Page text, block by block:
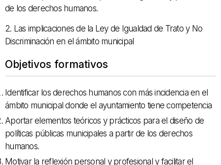
de los derechos humanos.
2. Las implicaciones de la Ley de Igualdad de Trato y No
Discriminación en el ámbito municipal
Objetivos formativos
Identificar los derechos humanos con más incidencia en el
ámbito municipal donde el ayuntamiento tiene competencia
Aportar elementos teóricos y prácticos para el diseño de
políticas públicas municipales a partir de los derechos
humanos.
Motivar la reflexión personal y profesional y facilitar el